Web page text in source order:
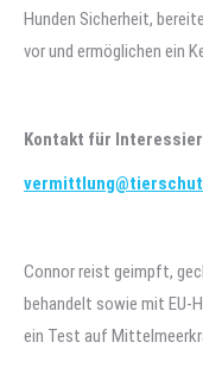
Hunden Sicherheit,
vor und ermöglichen ein
Kontakt für
Connor reist geimpft,
behandelt sowie mit EU-
ein Test auf